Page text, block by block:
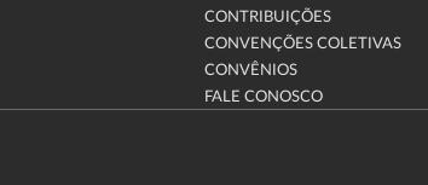
CONTRIBUIÇÕES
CONVENÇÕES COLETIVAS
CONVÊNIOS
FALE CONOSCO